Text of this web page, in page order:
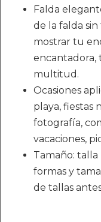
Falda
de la falda
mostrar tu
encantadora,
multitud.
Ocasiones
playa, fiestas
fotografía,
vacaciones,
Tamaño:
formas y
de tallas